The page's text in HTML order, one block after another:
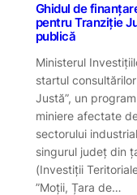
Ghidul de
pentru Tranziție
publică
Ministerul
startul
Justă”, un
miniere afectate
sectorului
singurul județ din
(Investiții
”Moții, Țara de…